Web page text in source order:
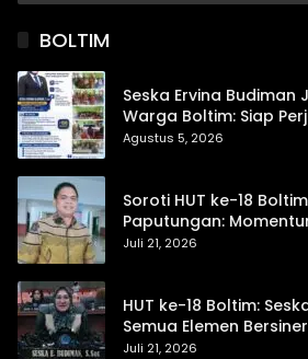
BOLTIM
Seska Ervina Budiman
Warga Boltim: Siap
Trans, hingga
Agustus 5, 2026
Soroti HUT ke-18
Paputungan:
Daerah Mandiri dan
Juli 21, 2026
HUT ke-18 Boltim:
Semua Elemen
Daerah
Juli 21, 2026